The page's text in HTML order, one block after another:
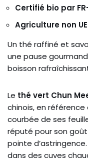
Certifié bio par
Agriculture non UE
Un thé raffiné et
une pause
boisson
Le thé vert Chun
chinois, en
courbée de ses
réputé pour son
pointe
dans des cuves